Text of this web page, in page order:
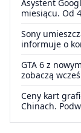
Asystent
miesiącu. Od
Sony
informuje o
GTA 6 z
zobaczą
Ceny kart
Chinach.